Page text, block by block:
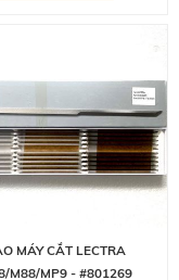
MÁY CẮT LECTRA
M88/MP9 - #801269